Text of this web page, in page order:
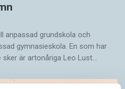
anpassad grundskola och
gymnasieskola. En som har
är artonåriga Leo Lust…